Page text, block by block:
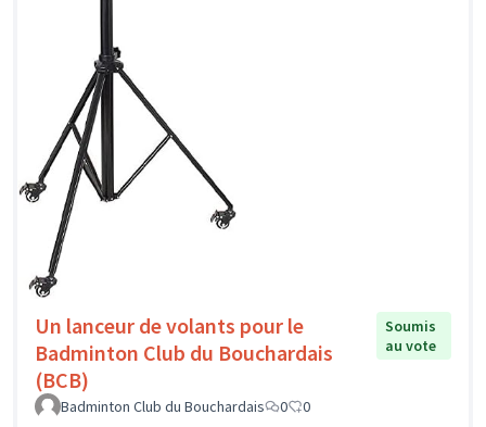
Un lanceur de volants pour le
Badminton Club du Bouchardais
(BCB)
Soumis
au vote
Badminton Club du Bouchardais 0 0